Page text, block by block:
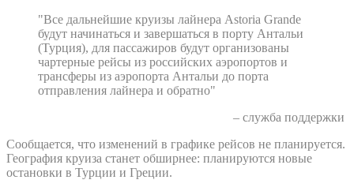
"Все дальнейшие круизы лайнера Astoria Grande
будут начинаться и завершаться в порту Антальи
(Турция), для пассажиров будут организованы
чартерные рейсы из российских аэропортов и
трансферы из аэропорта Антальи до порта
отправления лайнера и обратно"
– служба поддержки
Сообщается, что изменений в графике рейсов не планируется.
География круиза станет обширнее: планируются новые
остановки в Турции и Греции.